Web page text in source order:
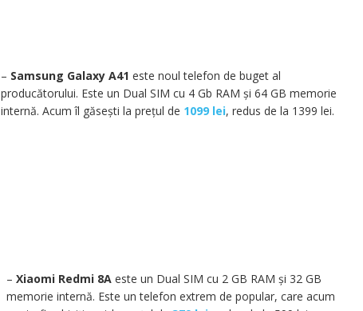
– Samsung Galaxy A41 este noul telefon de buget al
producătorului. Este un Dual SIM cu 4 Gb RAM și 64 GB memorie
internă. Acum îl găsești la prețul de 1099 lei, redus de la 1399 lei.
– Xiaomi Redmi 8Aeste un Dual SIM cu 2 GB RAM și 32 GB
memorie internă. Este un telefon extrem de popular, care acum